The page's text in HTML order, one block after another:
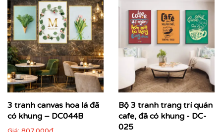
Printek còn hỗ trợ tư vấn miễn phí để giúp bạn chọn
được bức tranh phù hợp nhất với không gian và sở
thích của mình. Đặc biệt, chúng tôi còn cung cấp dịch
vụ vận chuyển trên toàn quốc, giúp bạn tiết kiệm thời
gian và công sức.
3 tranh canvas hoa lá đã
có khung – DC044B
Bộ 3 tranh trang trí quán
cafe, đã có khung - DC-
025